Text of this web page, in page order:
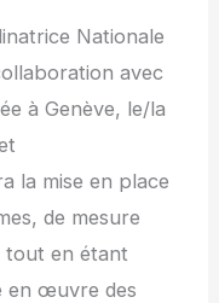
Nationale
avec
à Genève, le/la
la mise en place
de mesure
tout en étant
en œuvre des